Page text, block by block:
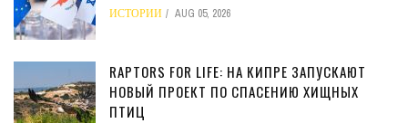
ИСТОРИИ AUG 05, 2026
RAPTORS FOR LIFE: НА КИПРЕ ЗАПУСКАЮТ
НОВЫЙ ПРОЕКТ ПО СПАСЕНИЮ ХИЩНЫХ
ПТИЦ